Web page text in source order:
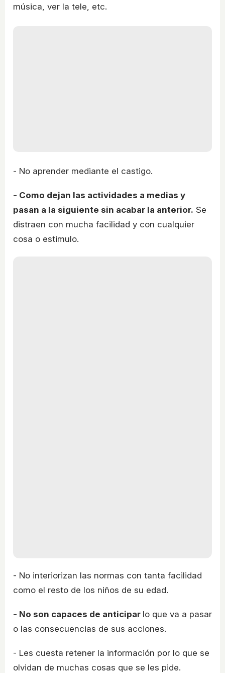
música, ver la tele, etc.
- No aprender mediante el castigo.
- Como dejan las actividades a medias y
pasan a la siguiente sin acabar la anterior. Se
distraen con mucha facilidad y con cualquier
cosa o estimulo.
- No interiorizan las normas con tanta facilidad
como el resto de los niños de su edad.
- No son capaces de anticipar lo que va a pasar
o las consecuencias de sus acciones.
- Les cuesta retener la información por lo que se
olvidan de muchas cosas que se les pide.